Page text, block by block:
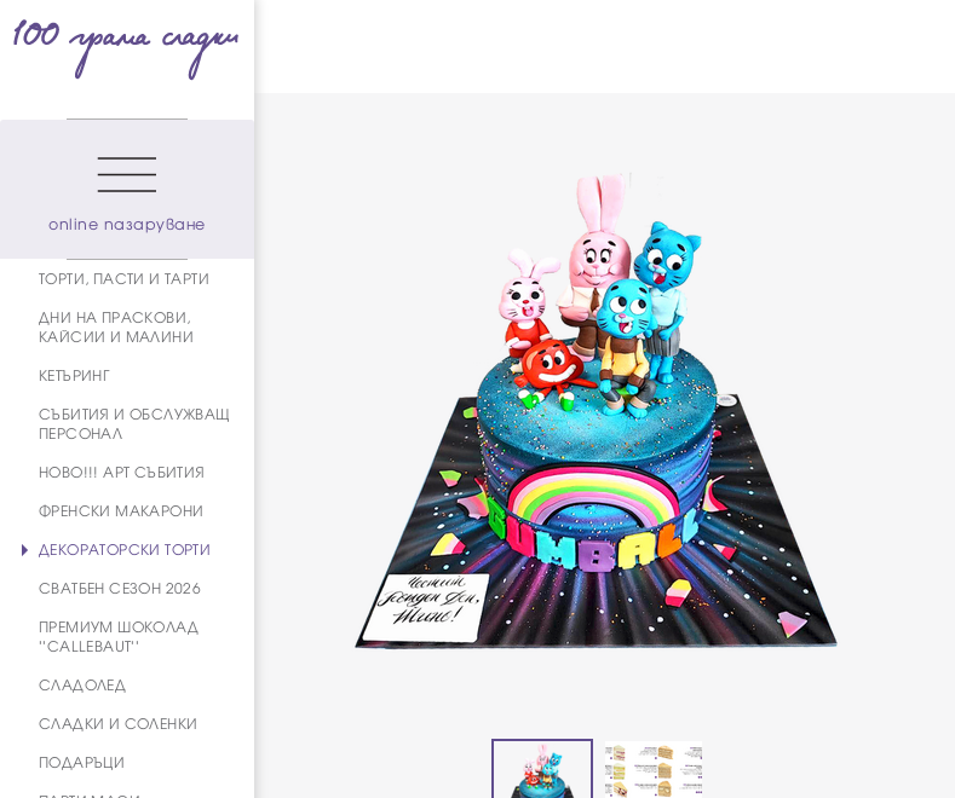
online пазаруване
ТОРТИ, ПАСТИ И ТАРТИ
ДНИ НА ПРАСКОВИ,
КАЙСИИ И МАЛИНИ
КЕТЪРИНГ
СЪБИТИЯ И ОБСЛУЖВАЩ
ПЕРСОНАЛ
НОВО!!! АРТ СЪБИТИЯ
ФРЕНСКИ МАКАРОНИ
ДЕКОРАТОРСКИ ТОРТИ
СВАТБЕН СЕЗОН 2026
ПРЕМИУМ ШОКОЛАД
''CALLEBAUT''
СЛАДОЛЕД
СЛАДКИ И СОЛЕНКИ
ПОДАРЪЦИ